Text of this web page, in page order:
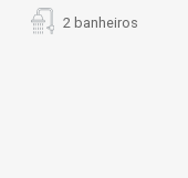
2 banheiros